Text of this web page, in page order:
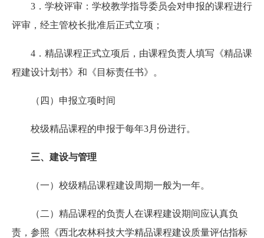
3．学校评审：学校教学指导委员会对申报的课程进行
评审，经主管校长批准后正式立项；
4．精品课程正式立项后，由课程负责人填写《精品课
程建设计划书》和《目标责任书》。
（四）申报立项时间
校级精品课程的申报于每年3月份进行。
三、建设与管理
（一）校级精品课程建设周期一般为一年。
（二）精品课程的负责人在课程建设期间应认真负
责，参照《西北农林科技大学精品课程建设质量评估指标